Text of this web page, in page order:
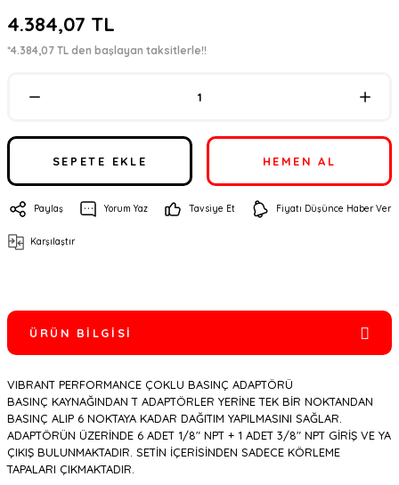
4.384,07 TL
*4.384,07 TL den başlayan taksitlerle!!
SEPETE EKLE HEMEN AL
Paylaş Yorum Yaz Tavsiye Et Fiyatı Düşünce Haber Ver
Karşılaştır
ÜRÜN BILGISI
VIBRANT PERFORMANCE ÇOKLU BASINÇ ADAPTÖRÜ
BASINÇ KAYNAĞINDAN T ADAPTÖRLER YERİNE TEK BİR NOKTANDAN
BASINÇ ALIP 6 NOKTAYA KADAR DAĞITIM YAPILMASINI SAĞLAR.
ADAPTÖRÜN ÜZERİNDE 6 ADET 1/8" NPT + 1 ADET 3/8" NPT GİRİŞ VE YA
ÇIKIŞ BULUNMAKTADIR. SETİN İÇERİSİNDEN SADECE KÖRLEME
TAPALARI ÇIKMAKTADIR.